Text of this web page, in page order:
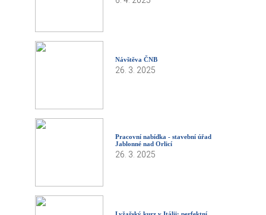
Návštěva ČNB
26. 3. 2025
Pracovní nabídka - stavební úřad
Jablonné nad Orlicí
26. 3. 2025